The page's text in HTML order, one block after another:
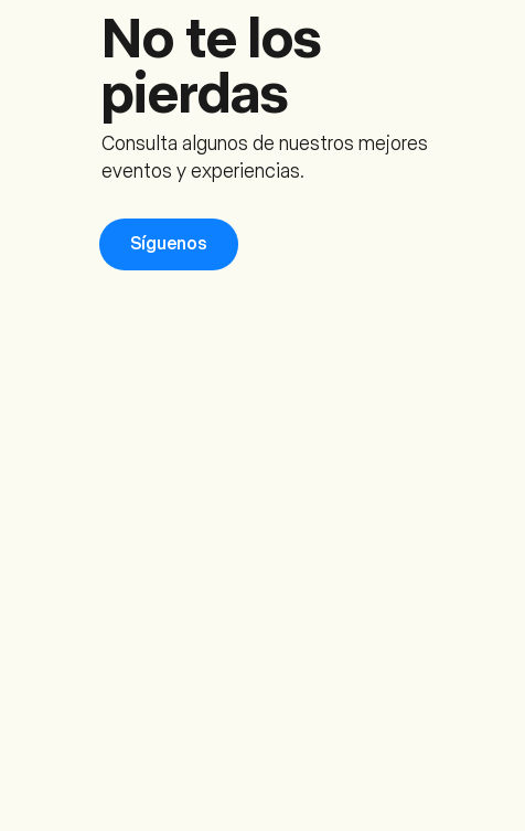
No te los
pierdas
Consulta algunos de nuestros mejores
eventos y experiencias.
Síguenos